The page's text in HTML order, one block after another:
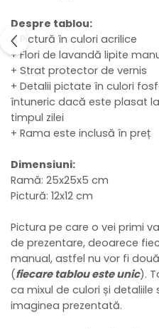
Despre tablou:
+ Pictură în culori acrilice
+ Flori de lavandă lipite
+ Strat protector de vernis
+ Detalii pictate în culori
întuneric dacă este plasat
timpul zilei
+ Rama este inclusă în preț
Dimensiuni:
Ramă: 25x25x5 cm
Pictură: 12x12 cm
Pictura pe care o vei primi
de prezentare, deoarece
manual, astfel nu vor fi
(fiecare tablou este unic).
ca mixul de culori și
imaginea prezentată.